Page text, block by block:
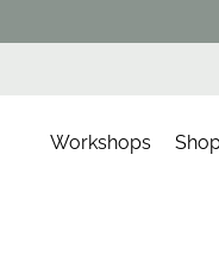
Workshops